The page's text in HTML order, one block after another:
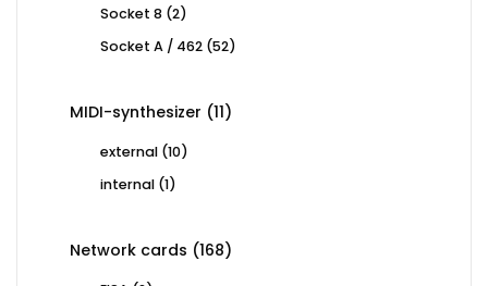
Socket 8 22
Socket A / 462 5252
MIDI-synthesizer 1111
external 1010
internal 11
Network cards 168168